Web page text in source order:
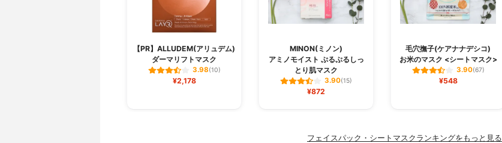
【PR】ALLUDEM(アリュデム)
ダーマリフトマスク
3.98(10)
¥2,178
MINON(ミノン)
アミノモイスト ぷるぷるしっ
とり肌マスク
3.90(15)
¥872
毛穴撫子(ケアナナデシコ)
お米のマスク <シートマスク>
3.90(67)
¥548
フェイスパック・シートマスクランキングをもっと見る